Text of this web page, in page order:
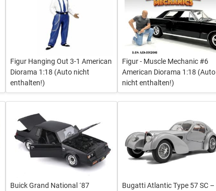
Figur Hanging Out 3-1 American
Diorama 1:18 (Auto nicht
enthalten!)
Figur - Muscle Mechanic #6
American Diorama 1:18 (Auto
nicht enthalten!)
Buick Grand National ´87
Bugatti Atlantic Type 57 SC –